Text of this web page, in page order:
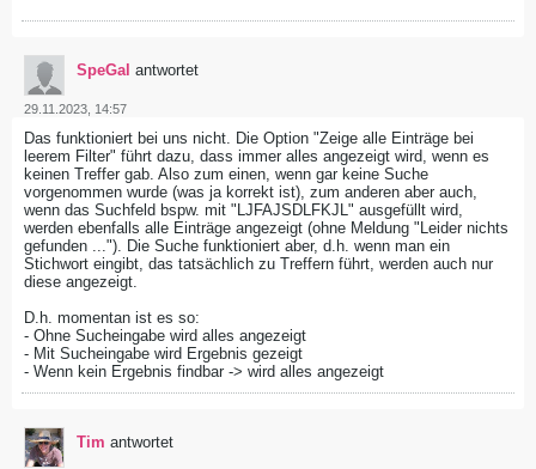
SpeGal antwortet
29.11.2023, 14:57
Das funktioniert bei uns nicht. Die Option "Zeige alle Einträge bei
leerem Filter" führt dazu, dass immer alles angezeigt wird, wenn es
keinen Treffer gab. Also zum einen, wenn gar keine Suche
vorgenommen wurde (was ja korrekt ist), zum anderen aber auch,
wenn das Suchfeld bspw. mit "LJFAJSDLFKJL" ausgefüllt wird,
werden ebenfalls alle Einträge angezeigt (ohne Meldung "Leider nichts
gefunden ..."). Die Suche funktioniert aber, d.h. wenn man ein
Stichwort eingibt, das tatsächlich zu Treffern führt, werden auch nur
diese angezeigt.
D.h. momentan ist es so:
- Ohne Sucheingabe wird alles angezeigt
- Mit Sucheingabe wird Ergebnis gezeigt
- Wenn kein Ergebnis findbar -> wird alles angezeigt
Tim antwortet